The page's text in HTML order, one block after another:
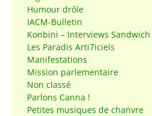
Humour drôle
IACM-Bulletin
Konbini – Interviews Sandwich
Les Paradis Arti7iciels
Manifestations
Mission parlementaire
Non classé
Parlons Canna !
Petites musiques de chanvre